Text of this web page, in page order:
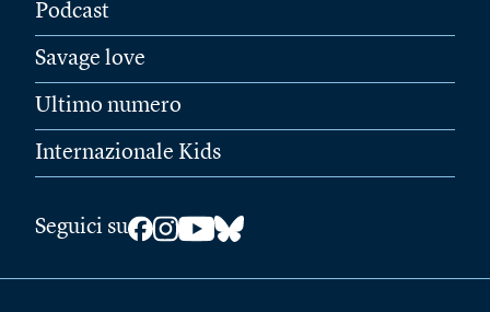
Podcast
Savage love
Ultimo numero
Internazionale Kids
Seguici su